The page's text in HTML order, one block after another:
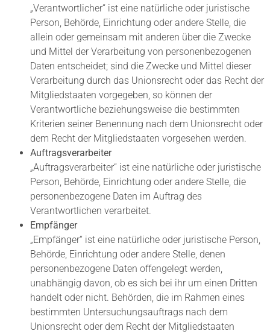
„Verantwortlicher“ ist eine natürliche oder juristische
Person, Behörde, Einrichtung oder andere Stelle, die
allein oder gemeinsam mit anderen über die Zwecke
und Mittel der Verarbeitung von personenbezogenen
Daten entscheidet; sind die Zwecke und Mittel dieser
Verarbeitung durch das Unionsrecht oder das Recht der
Mitgliedstaaten vorgegeben, so können der
Verantwortliche beziehungsweise die bestimmten
Kriterien seiner Benennung nach dem Unionsrecht oder
dem Recht der Mitgliedstaaten vorgesehen werden.
Auftragsverarbeiter
„Auftragsverarbeiter“ ist eine natürliche oder juristische
Person, Behörde, Einrichtung oder andere Stelle, die
personenbezogene Daten im Auftrag des
Verantwortlichen verarbeitet.
Empfänger
„Empfänger“ ist eine natürliche oder juristische Person,
Behörde, Einrichtung oder andere Stelle, denen
personenbezogene Daten offengelegt werden,
unabhängig davon, ob es sich bei ihr um einen Dritten
handelt oder nicht. Behörden, die im Rahmen eines
bestimmten Untersuchungsauftrags nach dem
Unionsrecht oder dem Recht der Mitgliedstaaten